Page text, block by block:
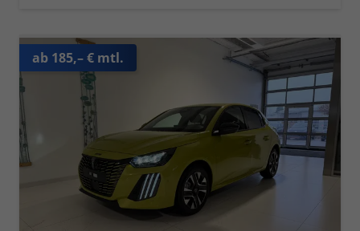
ab 185,– € mtl.